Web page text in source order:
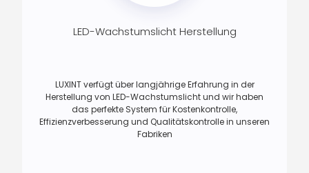
LED-Wachstumslicht Herstellung
LUXINT verfügt über langjährige Erfahrung in der
Herstellung von LED-Wachstumslicht und wir haben
das perfekte System für Kostenkontrolle,
Effizienzverbesserung und Qualitätskontrolle in unseren
Fabriken